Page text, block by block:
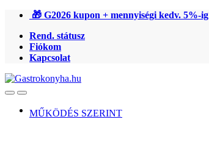
Ugrás
navigációhoz
Ugrás
tartalomra
🎁 G2026 kupon + mennyiségi kedv. 5%-ig
Rend. státusz
Fiókom
Kapcsolat
OpenClose
MŰKÖDÉS SZERINT